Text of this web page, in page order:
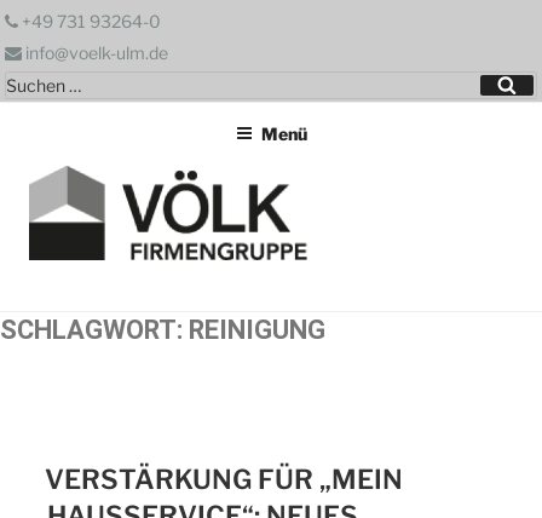
Zum
springen
+49 731 93264-0
info@voelk-ulm.de
Suchen
nach:
Menü
SCHLAGWORT: REINIGUNG
VERSTÄRKUNG FÜR „MEIN